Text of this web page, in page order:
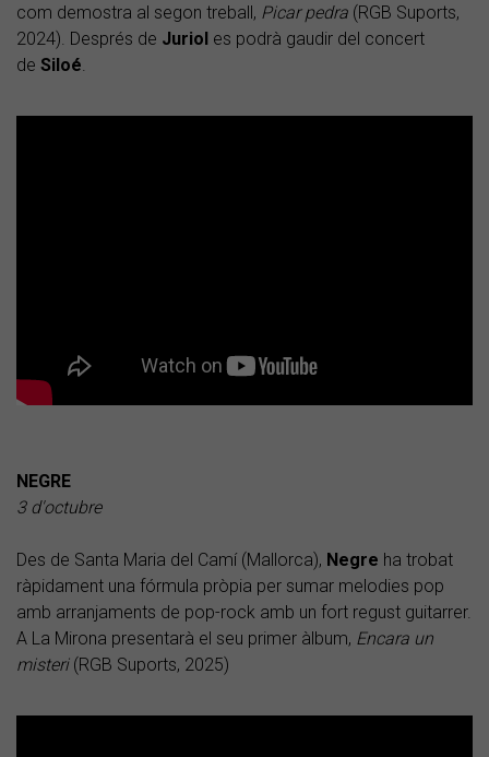
com demostra al segon treball, Picar pedra (RGB Suports,
2024). Després de Juriol es podrà gaudir del concert
de Siloé
NEGRE
3 d'octubre
Des de Santa Maria del Camí (Mallorca), Negre ha trobat
ràpidament una fórmula pròpia per sumar melodies pop
amb arranjaments de pop-rock amb un fort regust guitarrer.
A La Mirona presentarà el seu primer àlbum, Encara un
misteri (RGB Suports, 2025)